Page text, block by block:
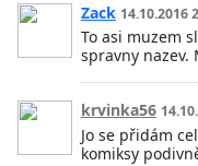
Zack 14.10.2016
To asi muzem
spravny
krvinka56
Jo se přidám
komiksy